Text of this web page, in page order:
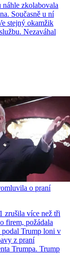
zkolabovala
Současně u ní
stejný okamžik
Nezaváhal
o praní
zrušila více než tři
firem, požádala
podal Trump loni v
z praní
Trumpa. Trump